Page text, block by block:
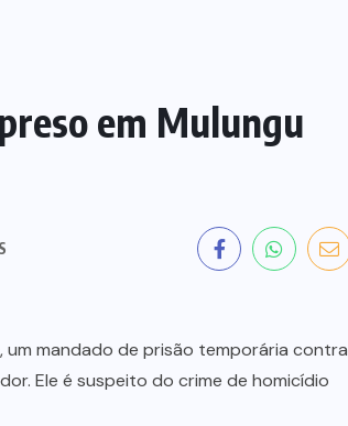
em Mulungu
um mandado de prisão temporária contra
Ele é suspeito do crime de homicídio